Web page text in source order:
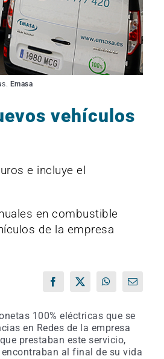
Emasa
vehículos
e incluye el
en combustible
de la empresa
Facebook
X WhatsAppCorreo
100% eléctricas que se
en Redes de la empresa
prestaban este servicio,
al final de su vida